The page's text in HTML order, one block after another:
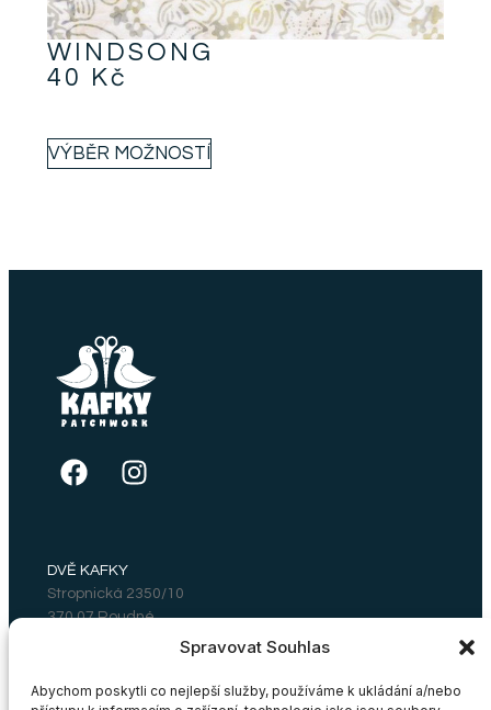
Spravovat Souhlas
Abychom poskytli co nejlepší služby, používáme k ukládání a/nebo
WINDSONG
40
Kč
VÝBĚR MOŽNOSTÍ
DVĚ KAFKY
Stropnická 2350/10
370 07 Roudné
Email: dvekafky@gmail.com